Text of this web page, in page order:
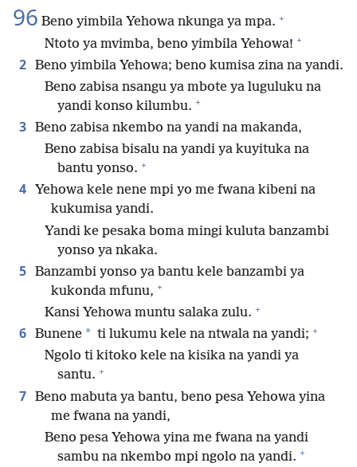
96 Beno yimbila Yehowa nkunga ya mpa. +
Ntoto ya mvimba, beno yimbila Yehowa! +
2 Beno yimbila Yehowa; beno kumisa zina na yandi.
Beno zabisa nsangu ya mbote ya luguluku na
yandi konso kilumbu. +
3 Beno zabisa nkembo na yandi na makanda,
Beno zabisa bisalu na yandi ya kuyituka na
bantu yonso. +
4
Yehowa kele nene mpi yo me fwana kibeni na
kukumisa yandi.
Yandi ke pesaka boma mingi kuluta banzambi
yonso ya nkaka.
5 Banzambi yonso ya bantu kele banzambi ya
kukonda mfunu, +
Kansi Yehowa muntu salaka zulu. +
6 Bunene * ti lukumu kele na ntwala na yandi; +
Ngolo ti kitoko kele na kisika na yandi ya
santu. +
7 Beno mabuta ya bantu, beno pesa Yehowa yina
me fwana na yandi,
Beno pesa Yehowa yina me fwana na yandi
sambu na nkembo mpi ngolo na yandi. +